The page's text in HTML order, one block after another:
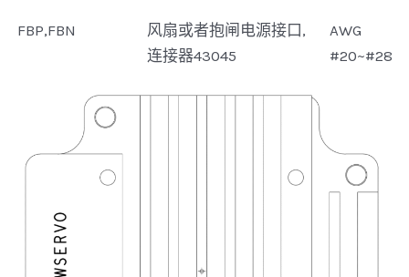
FBP,FBN
风扇或者抱闸电源接口,
连接器43045
AWG
#20~#28